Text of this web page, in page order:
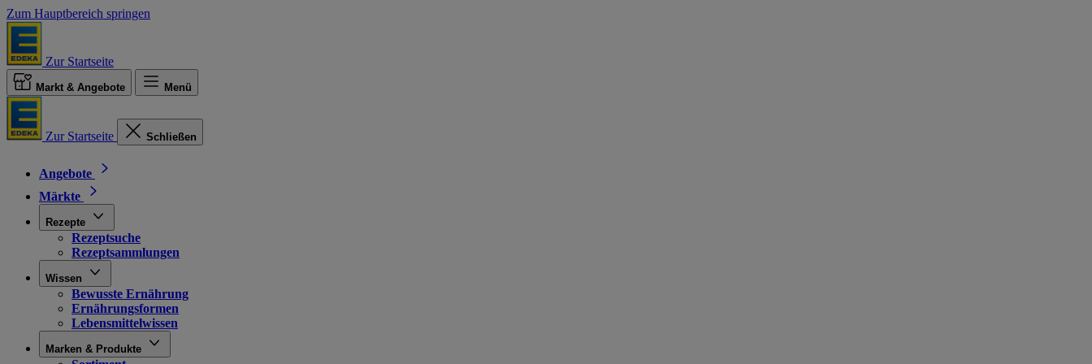
Zum Hauptbereich springen
Zur Startseite
Markt & Angebote Menü
Zur Startseite Schließen
Angebote
Märkte
Rezepte
Rezeptsuche
Rezeptsammlungen
Wissen
Bewusste Ernährung
Ernährungsformen
Lebensmittelwissen
Marken & Produkte